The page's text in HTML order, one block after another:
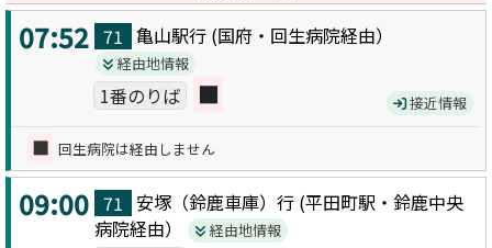
07:52 71 亀山駅行 (国府・回生病院経由）
経由地情報
1番のりば ■ 接近情報
■ 回生病院は経由しません
09:00 71 安塚（鈴鹿車庫） 行 (平田町駅・鈴鹿中央
病院経由） 経由地情報